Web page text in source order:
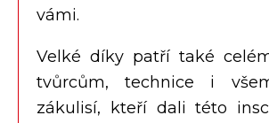
vámi.
Velké díky patří také
tvůrcům, technice i
zákulisí, kteří dali této